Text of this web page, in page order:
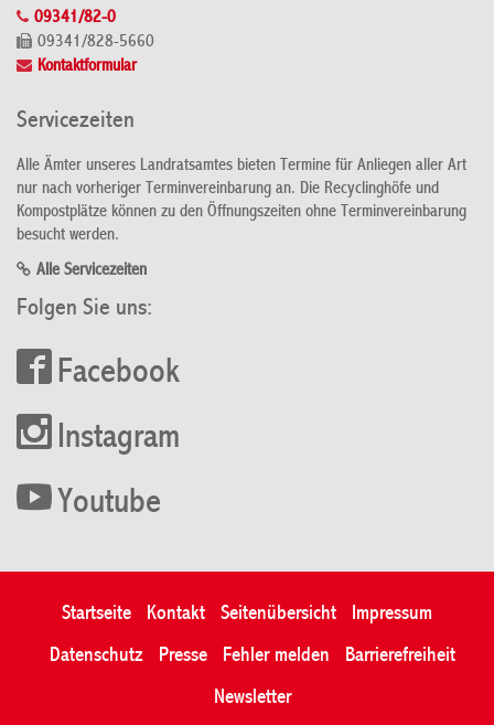
09341/82-0
09341/828-5660
Kontaktformular
Servicezeiten
Alle Ämter unseres Landratsamtes bieten Termine für Anliegen aller Art
nur nach vorheriger Terminvereinbarung an. Die Recyclinghöfe und
Kompostplätze können zu den Öffnungszeiten ohne Terminvereinbarung
besucht werden.
Alle Servicezeiten
Folgen Sie uns:
Facebook
Instagram
Youtube
Startseite Kontakt Seitenübersicht
Impressum
Datenschutz
Presse Fehler melden
Barrierefreiheit
Newsletter